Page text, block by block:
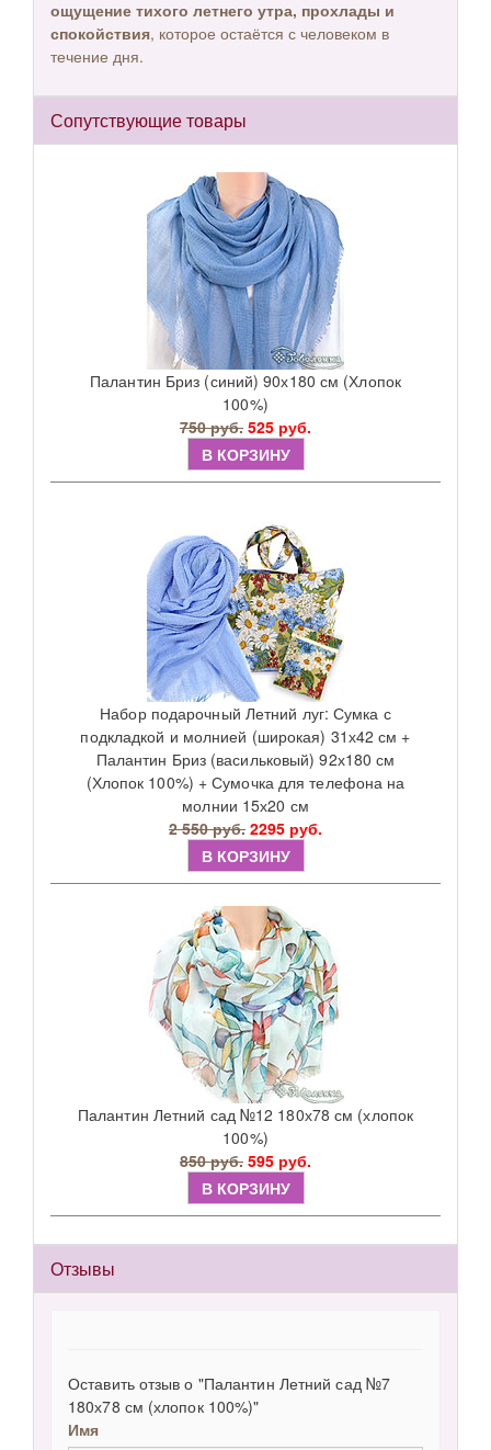
ощущение тихого летнего утра, прохлады и
спокойствия, которое остаётся с человеком в
течение дня.
Сопутствующие товары
Палантин Бриз (синий) 90х180 см (Хлопок
100%)
750 руб. 525 руб.
В КОРЗИНУ
Набор подарочный Летний луг: Сумка с
подкладкой и молнией (широкая) 31х42 см +
Палантин Бриз (васильковый) 92х180 см
(Хлопок 100%) + Сумочка для телефона на
молнии 15х20 см
2 550 руб. 2295 руб.
В КОРЗИНУ
Палантин Летний сад №12 180х78 см (хлопок
100%)
850 руб. 595 руб.
В КОРЗИНУ
Отзывы
Оставить отзыв о "Палантин Летний сад №7
180х78 см (хлопок 100%)"
Имя